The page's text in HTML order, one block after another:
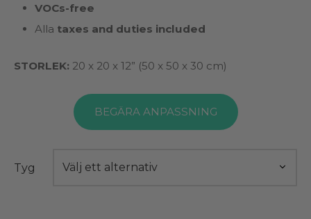
VOCs-free
Alla taxes and duties included
STORLEK: 20 x 20 x 12” (50 x 50 x 30 cm)
BEGÄRA ANPASSNING
Tyg